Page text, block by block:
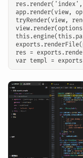
app.render(view,
tryRender(view,
res =